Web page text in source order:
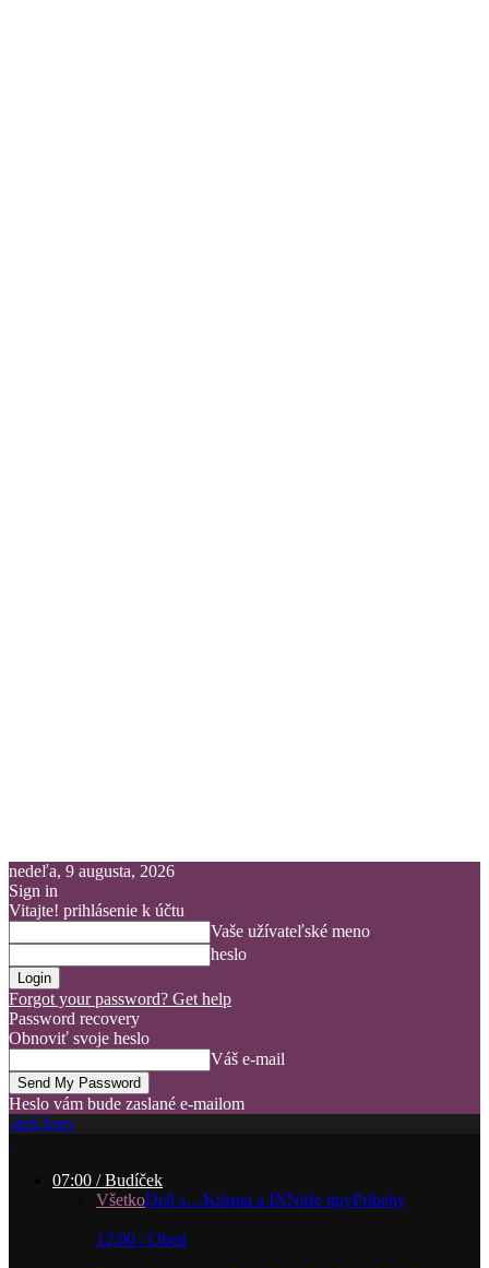
nedeľa, 9 augusta, 2026
Sign in
Vitajte! prihlásenie k účtu
Vaše užívateľské meno
heslo
Forgot your password? Get help
Password recovery
Obnoviť svoje heslo
Váš e-mail
Heslo vám bude zaslané e-mailom
deň ženy
07:00 / Budíček
VšetkoDeň s…Krásna a INNaše tipyPríbehy
12:00 / Obed